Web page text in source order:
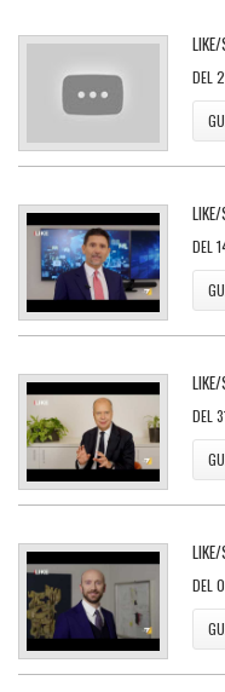
LIKE/
DEL
LIKE/
DEL
LIKE/
DEL
LIKE/
DEL